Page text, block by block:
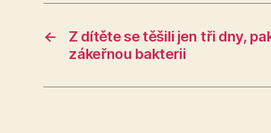
←
Z dítěte se těšili jen tři dny,
zákeřnou bakterii